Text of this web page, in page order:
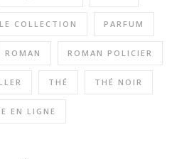
COLLECTION PARFUM
ROMAN ROMAN POLICIER
THÉ THÉ NOIR
EN LIGNE